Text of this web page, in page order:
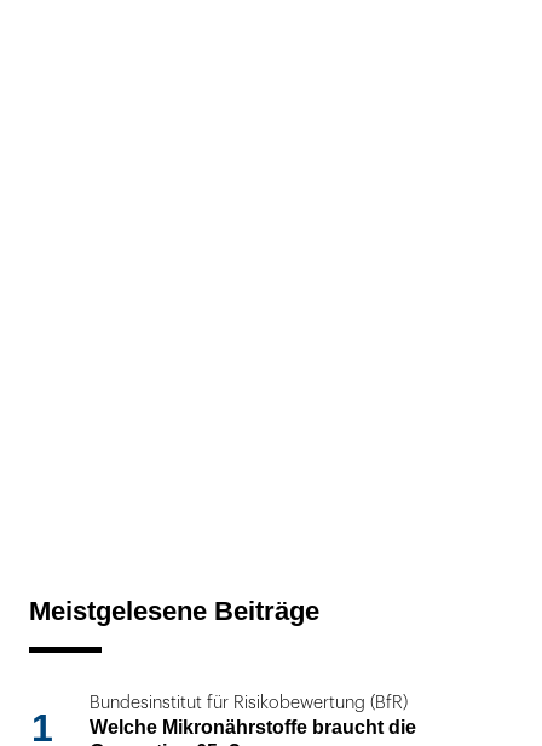
Meistgelesene Beiträge
1
Bundesinstitut für Risikobewertung (BfR)
Welche Mikronährstoffe braucht die